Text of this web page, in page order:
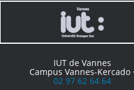
IUT de Vannes
Campus Vannes-Kercado ·
02 97 62 64 64